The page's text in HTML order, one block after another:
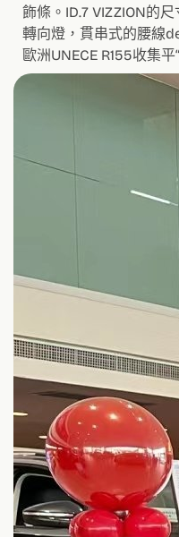
飾條。ID.7 VIZZION的
轉向燈，貫串式的腰線
歐洲UNECE R155收集